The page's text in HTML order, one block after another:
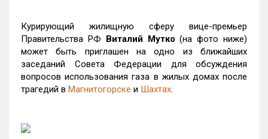
Курирующий жилищную сферу вице-премьер
Правительства РФ Виталий Мутко (на фото ниже)
может быть приглашен на одно из ближайших
заседаний Совета Федерации для обсуждения
вопросов использования газа в жилых домах после
трагедий в Магнитогорске и Шахтах.